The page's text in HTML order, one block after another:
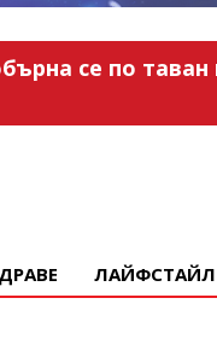
се по таван
ЛАЙФСТАЙЛ